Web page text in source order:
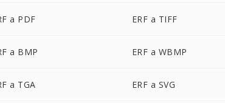
a PDF ERF a TIFF
a BMP ERF a WBMP
a TGA ERF a SVG